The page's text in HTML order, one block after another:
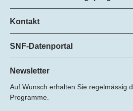
Hier finden Sie Informationen zu allen
Forschungsprogrammen (NFP):
Alle NFP
Kontakt
Regine Maritz, SNF
Beatrice Schibler, SNF
Programm-Managerinnen
Tel.: +
E-Mail:
SNF-Datenportal
Hier finden Sie umfangreiche
geförderten Projekten.
Zum Datenportal
Newsletter
Auf Wunsch erhalten Sie regelmässig
Programme.